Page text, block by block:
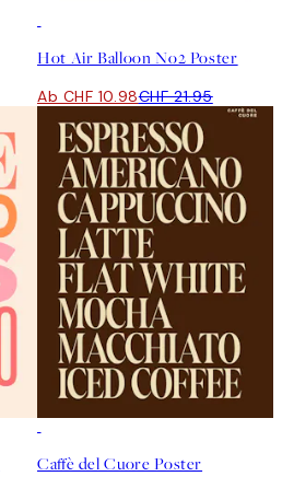
Hot Air Balloon No2 Poster
Ab CHF 10.98CHF 21.95
Caffè del Cuore Poster